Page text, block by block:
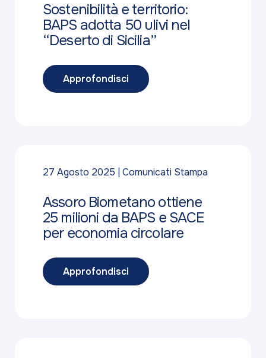
Sostenibilità e territorio:
BAPS adotta 50 ulivi nel
“Deserto di Sicilia”
Approfondisci
27 Agosto 2025 Comunicati Stampa
Assoro Biometano ottiene
25 milioni da BAPS e SACE
per economia circolare
Approfondisci